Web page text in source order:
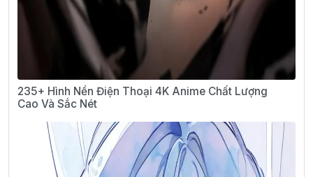
235+ Hình Nền Điện Thoại 4K Anime Chất Lượng
Cao Và Sắc Nét